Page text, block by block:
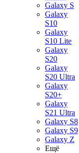
Galaxy S
Galaxy
S10
Galaxy
S10 Lite
Galaxy
S20
Galaxy
S20 Ultra
Galaxy
S20+
Galaxy
S21 Ultra
Galaxy S8
Galaxy S9
Galaxy Z
Ещё